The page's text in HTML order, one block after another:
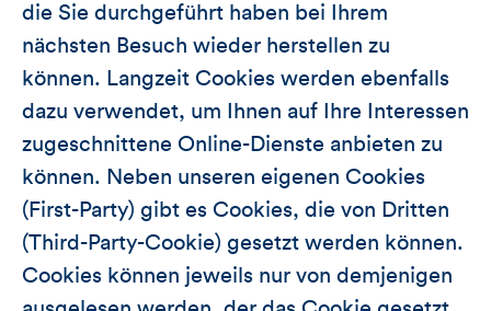
die Sie durchgeführt haben bei Ihrem
nächsten Besuch wieder herstellen zu
können. Langzeit Cookies werden ebenfalls
dazu verwendet, um Ihnen auf Ihre Interessen
zugeschnittene Online-Dienste anbieten zu
können. Neben unseren eigenen Cookies
(First-Party) gibt es Cookies, die von Dritten
(Third-Party-Cookie) gesetzt werden können.
Cookies können jeweils nur von demjenigen